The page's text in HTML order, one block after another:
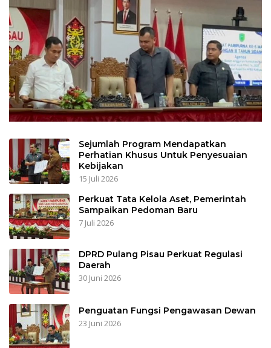
Sejumlah Program Mendapatkan
Perhatian Khusus Untuk Penyesuaian
Kebijakan
15 Juli 2026
Perkuat Tata Kelola Aset, Pemerintah
Sampaikan Pedoman Baru
7 Juli 2026
DPRD Pulang Pisau Perkuat Regulasi
Daerah
30 Juni 2026
Penguatan Fungsi Pengawasan Dewan
23 Juni 2026